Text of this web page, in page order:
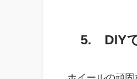
5. DIYで